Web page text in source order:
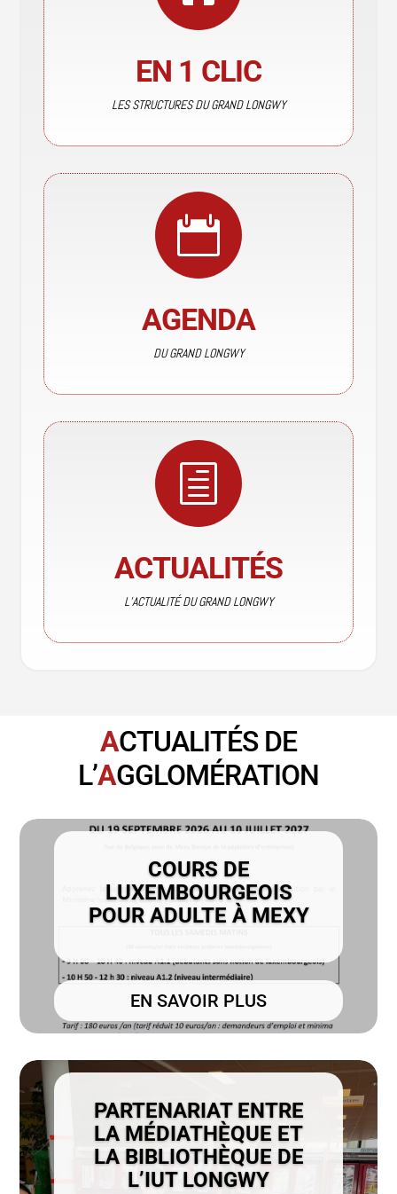
EN 1 CLIC
LES STRUCTURES DU GRAND LONGWY

AGENDA
DU GRAND LONGWY
h
ACTUALITÉS
L’ACTUALITÉ DU GRAND LONGWY
ACTUALITÉS DE
L’AGGLOMÉRATION
COURS DE
LUXEMBOURGEOIS
POUR ADULTE À MEXY
EN SAVOIR PLUS
PARTENARIAT ENTRE
LA MÉDIATHÈQUE ET
LA BIBLIOTHÈQUE DE
L’IUT LONGWY